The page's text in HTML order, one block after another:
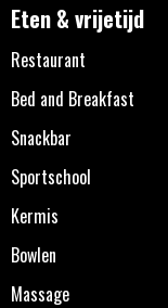
Eten & vrijetijd
Restaurant
Bed and Breakfast
Snackbar
Sportschool
Kermis
Bowlen
Massage